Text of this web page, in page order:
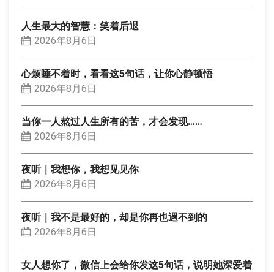
人生最大的智慧：笑着后退
2026年8月6日
心烦睡不着时，看看这5句话，让你心静顿悟
2026年8月6日
当你一人熬过人生所有的苦，才会发现……
2026年8月6日
夜听｜我想你，我想见见你
2026年8月6日
夜听｜我不是最好的，却是你再也遇不到的
2026年8月6日
女人想你了，微信上会给你发这5句话，说明她深爱着